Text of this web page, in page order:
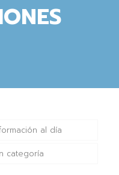
al día
categoría